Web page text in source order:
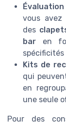
vous avez
des
bar en
spécificités
Kits de
qui
en
une seule
Pour des